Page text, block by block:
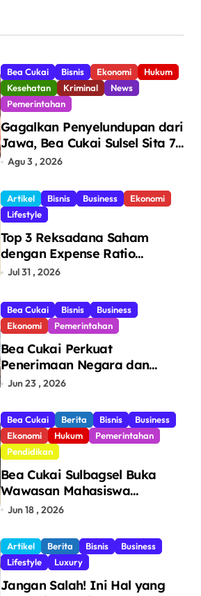
Bea Cukai Bisnis Ekonomi
Hukum
Kesehatan
Kriminal
News
Pemerintahan
Gagalkan Penyelundupan dari
Jawa, Bea Cukai Sulsel Sita 7,8
Juta Batang Rokok Ilegal
Makassar
Agu 3 , 2026
Artikel Bisnis Business
Ekonomi
Lifestyle
Top 3 Reksadana Saham
dengan Expense Ratio
Terendah
Jul 31 , 2026
Bea Cukai Bisnis
Business
Ekonomi
Pemerintahan
Bea Cukai Perkuat
Penerimaan Negara dan
Pengawasan, Setor Rp123,8
Jun 23 , 2026
Bea Cukai Berita Bisnis
Business
Ekonomi
Hukum
Pemerintahan
Pendidikan
Bea Cukai Sulbagsel Buka
Wawasan Mahasiswa
Politeknik Bosowa tentang
dan Pencegahan Barang
Ilegal
Jun 18 , 2026
Artikel Berita Bisnis
Business
Lifestyle
Luxury
Jangan Salah! Ini Hal yang